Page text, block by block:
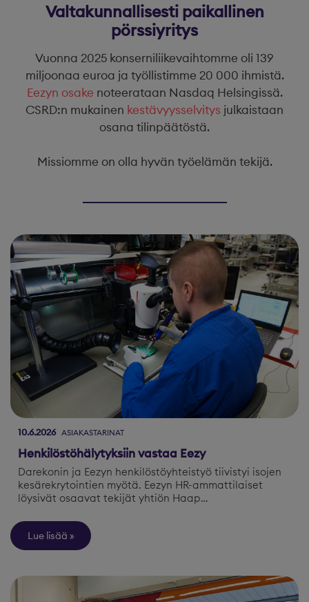
Valtakunnallisesti paikallinen
pörssiyritys
Vuonna 2025 konserniliikevaihtomme oli 139
miljoonaa euroa ja työllistimme 20 000 ihmistä.
Eezyn osake noteerataan Nasdaq Helsingissä.
CSRD:n mukainen kestävyysselvitys julkaistaan
osana tilinpäätöstä.
Missiomme on olla hyvän työelämän tekijä.
10.6.2026 ASIAKASTARINAT
Henkilöstöhälytyksiin vastaa Eezy
Darekonin ja Eezyn henkilöstöyhteistyö tiivistyi isojen
kesärekrytointien myötä. Eezyn HR-ammattilaiset
löysivät osaavat tekijät yhtiön Haap…
Lue lisää